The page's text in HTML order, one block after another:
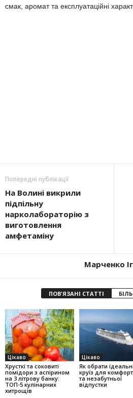
смак, аромат та експлуатаційні
Попередні публікації
На Волині викрили
підпільну
нарколабораторію з
виготовлення
амфетаміну
Марченко
ПОВ'ЯЗАНІ СТАТТІ
Цікаво
Хрусткі та соковиті
помідори з аспірином
на 3 літрову банку:
ТОП-5 кулінарних
хитрощів
Цікаво
Як обрати
круїз для
та незабутньої
відпустки